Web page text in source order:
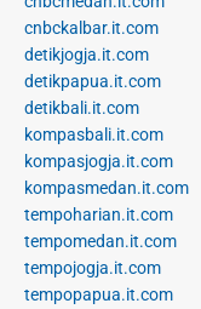
cnbckalbar.it.com
detikjogja.it.com
detikpapua.it.com
detikbali.it.com
kompasbali.it.com
kompasjogja.it.com
kompasmedan.it.com
tempoharian.it.com
tempomedan.it.com
tempojogja.it.com
tempopapua.it.com